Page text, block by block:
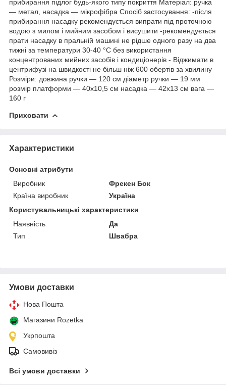
прибирання підлог будь-якого типу покриття Матеріал: ручка
— метал, насадка — мікрофібра Спосіб застосування: -після
прибирання насадку рекомендується випрати під проточною
водою з милом і мийним засобом і висушити -рекомендується
прати насадку в пральній машині не рідше одного разу на два
тижні за температури 30-40 °C без використання
концентрованих мийних засобів і кондиціонерів - Віджимати в
центрифузі на швидкості не більш ніж 600 обертів за хвилину
Розміри: довжина ручки — 120 см діаметр ручки — 19 мм
розмір платформи — 40х10,5 см насадка — 42х13 см вага —
160 г
Приховати
Характеристики
Основні атрибути
Виробник
Фрекен Бок
Країна виробник
Україна
Користувальницькі характеристики
Наявність
Да
Тип
Швабра
Умови доставки
Нова Пошта
Магазини Rozetka
Укрпошта
Самовивіз
Всі умови доставки